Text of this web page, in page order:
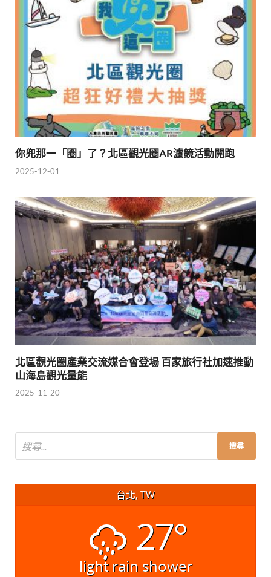
你兜那一「圈」了？北區觀光圈AR濾鏡活動開跑
2025-12-01
北區觀光圈產業交流媒合會登場 百家旅行社加速推動
山海島觀光量能
2025-11-20
台北, TW
27°
light rain shower